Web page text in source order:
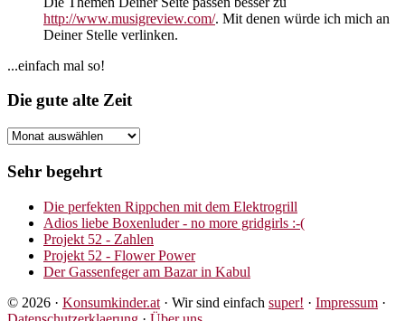
http://www.musigreview.com/. Mit denen würde ich mich an
Deiner Stelle verlinken.
Seitenspalte
...einfach mal so!
Footer
Die gute alte Zeit
Die
alte
Sehr begehrt
Die perfekten Rippchen mit dem Elektrogrill
Adios liebe Boxenluder - no more gridgirls :-(
Projekt 52 - Zahlen
Projekt 52 - Flower Power
Der Gassenfeger am Bazar in Kabul
© 2026 · Konsumkinder.at · Wir sind einfach super! · Impressum ·